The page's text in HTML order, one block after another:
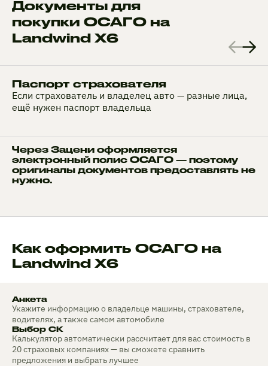
Документы для
покупки ОСАГО на
Landwind X6
Паспорт страхователя
Если страхователь и владелец авто — разные лица,
ещё нужен паспорт владельца
Через Зацени оформляется
электронный полис ОСАГО — поэтому
оригиналы документов предоставлять не
нужно.
Как оформить ОСАГО на
Landwind X6
Анкета
Укажите информацию о владельце машины, страхователе,
водителях, а также самом автомобиле
Выбор СК
Калькулятор автоматически рассчитает для вас стоимость в
20 страховых компаниях — вы сможете сравнить
предложения и выбрать лучшее